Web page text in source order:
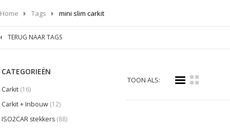
Home Tags mini slim carkit
TERUG NAAR TAGS
CATEGORIEËN
Carkit (16)
Carkit + Inbouw (12)
ISO2CAR stekkers (88)
TOON ALS: i k